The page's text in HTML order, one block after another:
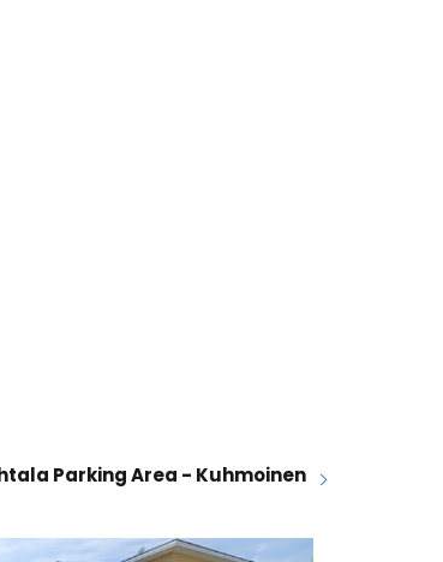
Parking Area - Kuhmoinen